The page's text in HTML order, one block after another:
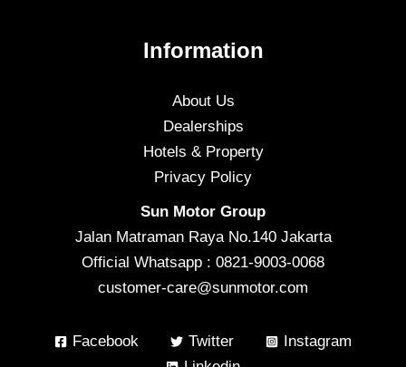
Information
About Us
Dealerships
Hotels & Property
Privacy Policy
Sun Motor Group
Jalan Matraman Raya No.140 Jakarta
Official Whatsapp : 0821-9003-0068
customer-care@sunmotor.com
Facebook Twitter
Instagram